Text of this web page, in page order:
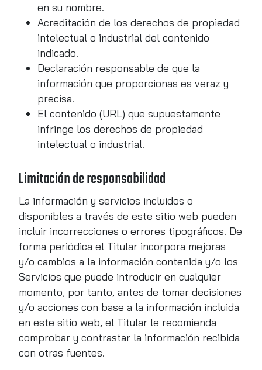
en su nombre.
Acreditación de los derechos de propiedad
intelectual o industrial del contenido
indicado.
Declaración responsable de que la
información que proporcionas es veraz y
precisa.
El contenido (URL) que supuestamente
infringe los derechos de propiedad
intelectual o industrial.
Limitación de responsabilidad
La información y servicios incluidos o
disponibles a través de este sitio web pueden
incluir incorrecciones o errores tipográficos. De
forma periódica el Titular incorpora mejoras
y/o cambios a la información contenida y/o los
Servicios que puede introducir en cualquier
momento, por tanto, antes de tomar decisiones
y/o acciones con base a la información incluida
en este sitio web, el Titular le recomienda
comprobar y contrastar la información recibida
con otras fuentes.